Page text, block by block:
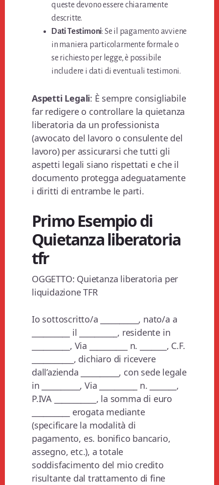
queste devono essere chiaramente
descritte.
Dati Testimoni: Se il pagamento avviene
in maniera particolarmente formale o
se richiesto per legge, è possibile
includere i dati di eventuali testimoni.
Aspetti Legali: È sempre consigliabile
far redigere o controllare la quietanza
liberatoria da un professionista
(avvocato del lavoro o consulente del
lavoro) per assicurarsi che tutti gli
aspetti legali siano rispettati e che il
documento protegga adeguatamente
i diritti di entrambe le parti.
Primo Esempio di
Quietanza liberatoria
tfr
OGGETTO: Quietanza liberatoria per
liquidazione TFR
Io sottoscritto/a __________, nato/a a
__________ il __________, residente in
__________, Via __________ n. _______, C.F.
___________, dichiaro di ricevere
dall’azienda __________, con sede legale
in __________, Via __________ n. _______,
P.IVA ___________, la somma di euro
__________ erogata mediante
(specificare la modalità di
pagamento, es. bonifico bancario,
assegno, etc.), a totale
soddisfacimento del mio credito
risultante dal trattamento di fine